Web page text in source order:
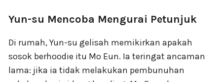
Yun-su Mencoba Mengurai Petunjuk
Di rumah, Yun-su gelisah memikirkan apakah
sosok berhoodie itu Mo Eun. Ia teringat ancaman
lama: jika ia tidak melakukan pembunuhan